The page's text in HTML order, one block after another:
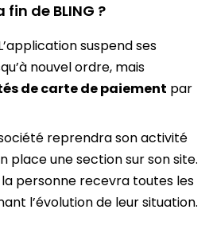
de BLING ?
suspend ses
nouvel ordre, mais
de carte de paiement par
reprendra son activité
place une section sur son site.
personne recevra toutes les
l’évolution de leur situation.